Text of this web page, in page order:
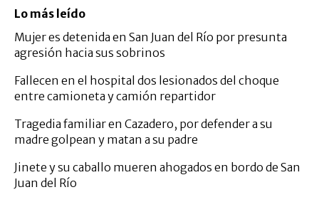
Lo más leído
Mujer es detenida en San Juan del Río por presunta
agresión hacia sus sobrinos
Fallecen en el hospital dos lesionados del choque
entre camioneta y camión repartidor
Tragedia familiar en Cazadero, por defender a su
madre golpean y matan a su padre
Jinete y su caballo mueren ahogados en bordo de San
Juan del Río